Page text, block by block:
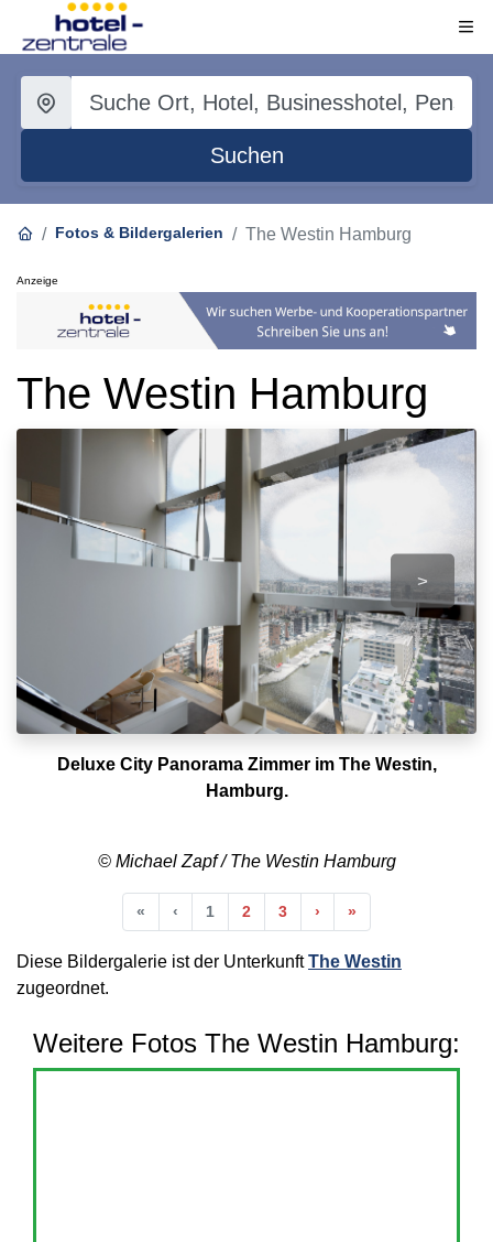
Suchen
Fotos & Bildergalerien The Westin Hamburg
Anzeige
The Westin Hamburg
>
Deluxe City Panorama Zimmer im The Westin,
Hamburg.
© Michael Zapf / The Westin Hamburg
« Anfang
‹ Vorherige
1 2 3 › Nächste
»
Diese Bildergalerie ist der UnterkunftThe Westin
zugeordnet.
Weitere Fotos The Westin Hamburg: